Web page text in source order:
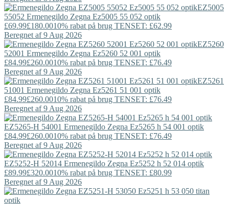
EZ5005
55052 Ermenegildo Zegna Ez5005 55 052 optik
£69.99£180.0010% rabat på brug TENSET: £62.99
Beregnet af 9 Aug 2026
EZ5260
52001 Ermenegildo Zegna Ez5260 52 001 optik
£84.99£260.0010% rabat på brug TENSET: £76.49
Beregnet af 9 Aug 2026
EZ5261
51001 Ermenegildo Zegna Ez5261 51 001 optik
£84.99£260.0010% rabat på brug TENSET: £76.49
Beregnet af 9 Aug 2026
EZ5265-H 54001 Ermenegildo Zegna Ez5265 h 54 001 optik
£84.99£260.0010% rabat på brug TENSET: £76.49
Beregnet af 9 Aug 2026
EZ5252-H 52014 Ermenegildo Zegna Ez5252 h 52 014 optik
£89.99£320.0010% rabat på brug TENSET: £80.99
Beregnet af 9 Aug 2026